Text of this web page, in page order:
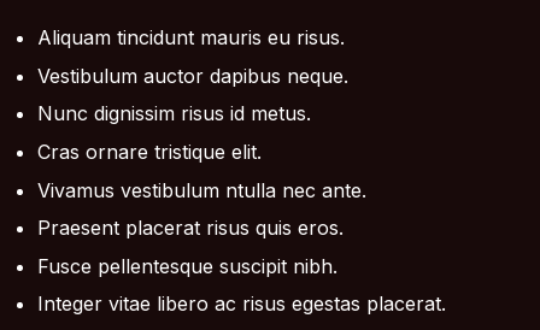
Aliquam tincidunt mauris eu risus.
Vestibulum auctor dapibus neque.
Nunc dignissim risus id metus.
Cras ornare tristique elit.
Vivamus vestibulum ntulla nec ante.
Praesent placerat risus quis eros.
Fusce pellentesque suscipit nibh.
Integer vitae libero ac risus egestas placerat.